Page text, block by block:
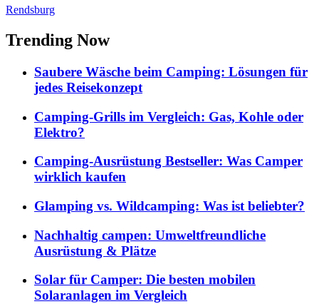
Rendsburg
Trending Now
Saubere Wäsche beim Camping: Lösungen für
jedes Reisekonzept
Camping-Grills im Vergleich: Gas, Kohle oder
Elektro?
Camping-Ausrüstung Bestseller: Was Camper
wirklich kaufen
Glamping vs. Wildcamping: Was ist beliebter?
Nachhaltig campen: Umweltfreundliche
Ausrüstung & Plätze
Solar für Camper: Die besten mobilen
Solaranlagen im Vergleich